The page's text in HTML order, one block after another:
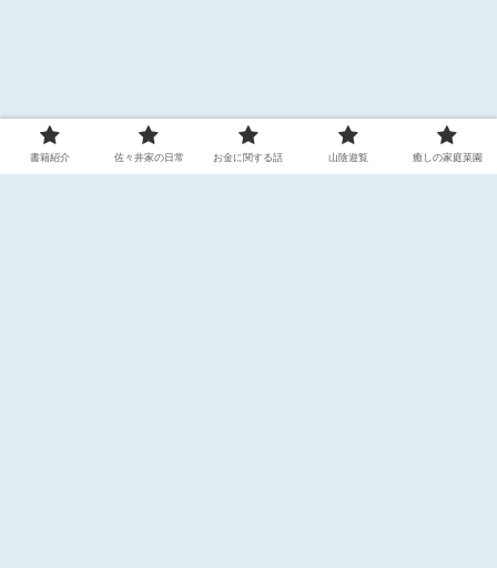
書籍紹介 佐々井家の日常 お金に関する話 山陰遊覧 癒しの家庭菜園